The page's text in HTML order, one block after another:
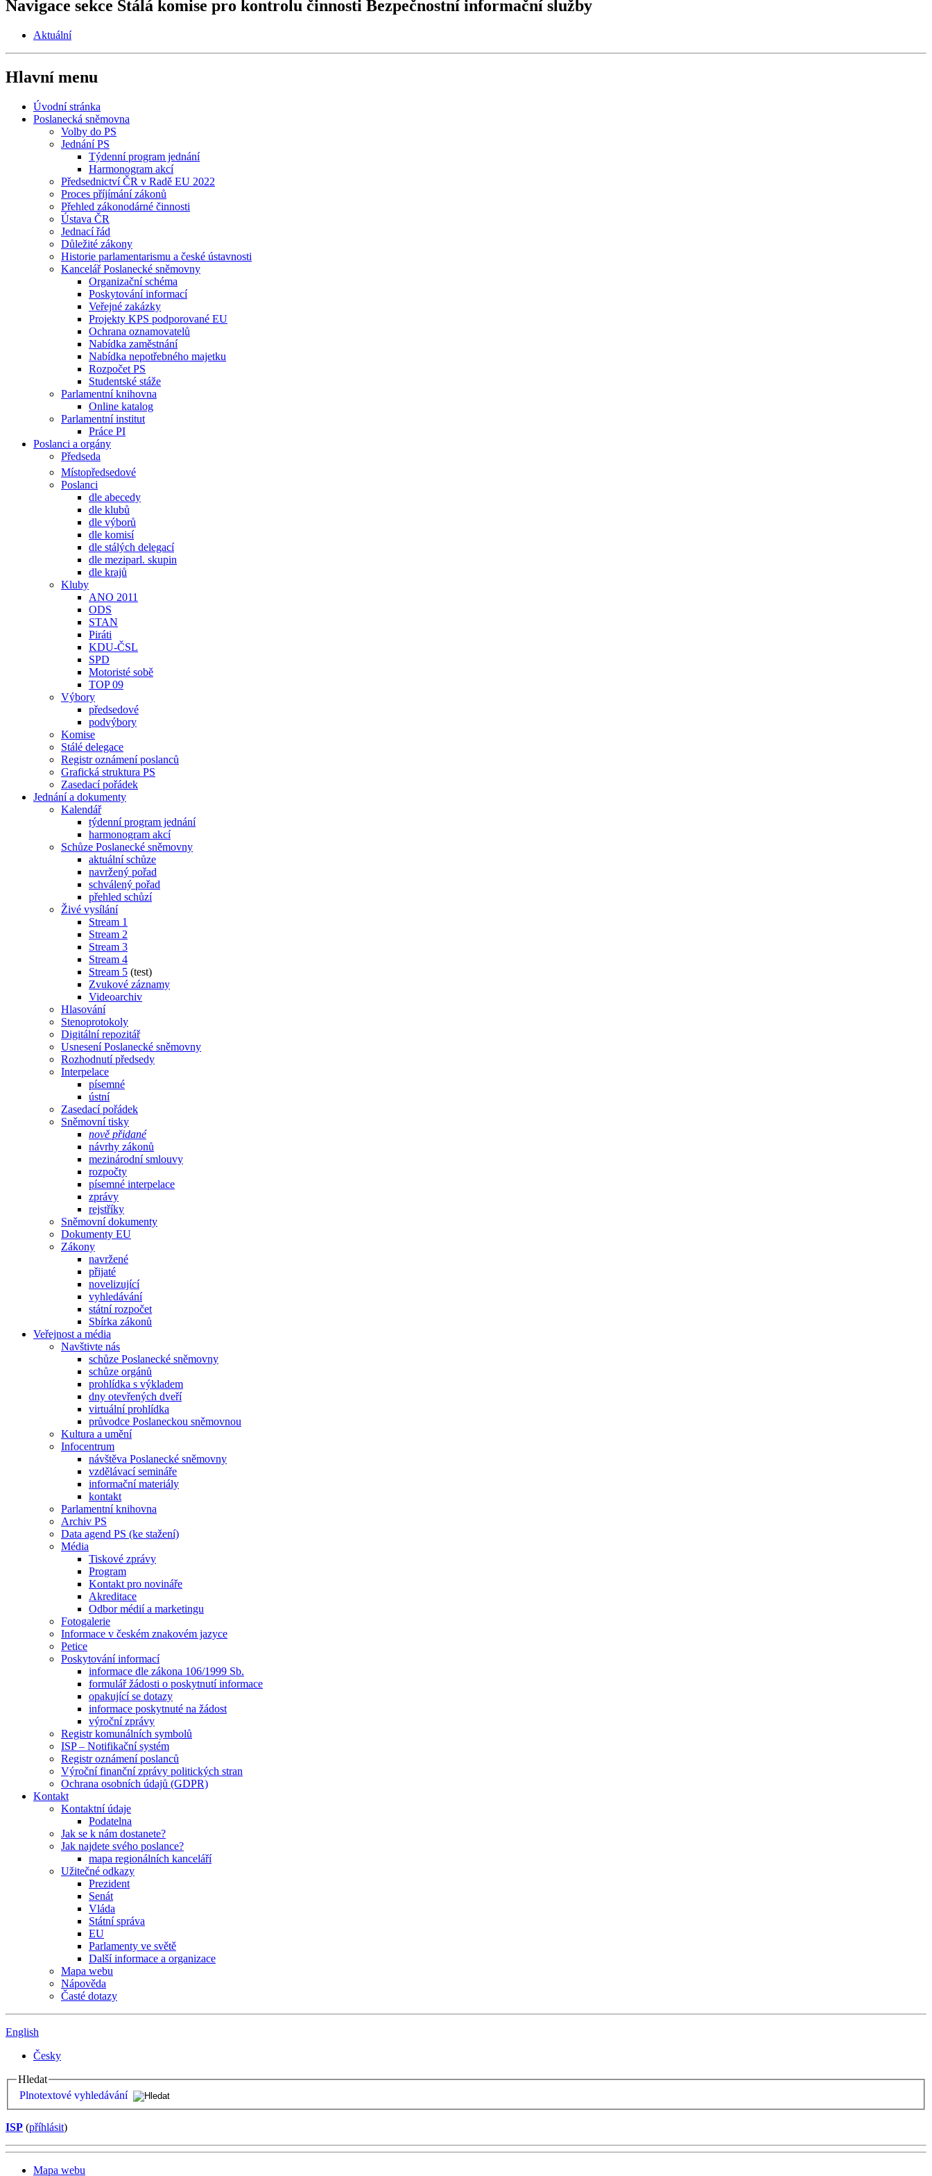
Navigace sekce Stálá komise pro kontrolu činnosti Bezpečnostní informační služby
Aktuální
Hlavní menu
Úvodní stránka
Poslanecká sněmovna
Volby do PS
Jednání PS
Týdenní program jednání
Harmonogram akcí
Předsednictví ČR v Radě EU 2022
Proces příjímání zákonů
Přehled zákonodárné činnosti
Ústava ČR
Jednací řád
Důležité zákony
Historie parlamentarismu a české ústavnosti
Kancelář Poslanecké sněmovny
Organizační schéma
Poskytování informací
Veřejné zakázky
Projekty KPS podporované EU
Ochrana oznamovatelů
Nabídka zaměstnání
Nabídka nepotřebného majetku
Rozpočet PS
Studentské stáže
Parlamentní knihovna
Online katalog
Parlamentní institut
Práce PI
Poslanci a orgány
Předseda
Místopředsedové
Poslanci
dle abecedy
dle klubů
dle výborů
dle komisí
dle stálých delegací
dle meziparl. skupin
dle krajů
Kluby
ANO 2011
ODS
STAN
Piráti
KDU-ČSL
SPD
Motoristé sobě
TOP 09
Výbory
předsedové
podvýbory
Komise
Stálé delegace
Registr oznámení poslanců
Grafická struktura PS
Zasedací pořádek
Jednání a dokumenty
Kalendář
týdenní program jednání
harmonogram akcí
Schůze Poslanecké sněmovny
aktuální schůze
navržený pořad
schválený pořad
přehled schůzí
Živé vysílání
Stream 1
Stream 2
Stream 3
Stream 4
Stream 5 (test)
Zvukové záznamy
Videoarchiv
Hlasování
Stenoprotokoly
Digitální repozitář
Usnesení Poslanecké sněmovny
Rozhodnutí předsedy
Interpelace
písemné
ústní
Zasedací pořádek
Sněmovní tisky
nově přidané
návrhy zákonů
mezinárodní smlouvy
rozpočty
písemné interpelace
zprávy
rejstříky
Sněmovní dokumenty
Dokumenty EU
Zákony
navržené
přijaté
novelizující
vyhledávání
státní rozpočet
Sbírka zákonů
Veřejnost a média
Navštivte nás
schůze Poslanecké sněmovny
schůze orgánů
prohlídka s výkladem
dny otevřených dveří
virtuální prohlídka
průvodce Poslaneckou sněmovnou
Kultura a umění
Infocentrum
návštěva Poslanecké sněmovny
vzdělávací semináře
informační materiály
kontakt
Parlamentní knihovna
Archiv PS
Data agend PS (ke stažení)
Média
Tiskové zprávy
Program
Kontakt pro novináře
Akreditace
Odbor médií a marketingu
Fotogalerie
Informace v českém znakovém jazyce
Petice
Poskytování informací
informace dle zákona 106/1999 Sb.
formulář žádosti o poskytnutí informace
opakující se dotazy
informace poskytnuté na žádost
výroční zprávy
Registr komunálních symbolů
ISP – Notifikační systém
Registr oznámení poslanců
Výroční finanční zprávy politických stran
Ochrana osobních údajů (GDPR)
Kontakt
Kontaktní údaje
Podatelna
Jak se k nám dostanete?
Jak najdete svého poslance?
mapa regionálních kanceláří
Užitečné odkazy
Prezident
Senát
Vláda
Státní správa
EU
Parlamenty ve světě
Další informace a organizace
Mapa webu
Nápověda
Časté dotazy
English
Česky
Hledat
Plnotextové vyhledávání
ISP (příhlásit)
Mapa webu